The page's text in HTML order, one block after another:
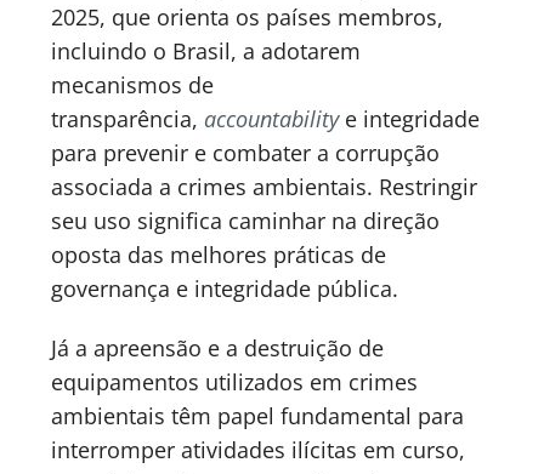
2025, que orienta os países membros,
incluindo o Brasil, a adotarem
mecanismos de
transparência, accountabilitye integridade
para prevenir e combater a corrupção
associada a crimes ambientais. Restringir
seu uso significa caminhar na direção
oposta das melhores práticas de
governança e integridade pública.
Já a apreensão e a destruição de
equipamentos utilizados em crimes
ambientais têm papel fundamental para
interromper atividades ilícitas em curso,